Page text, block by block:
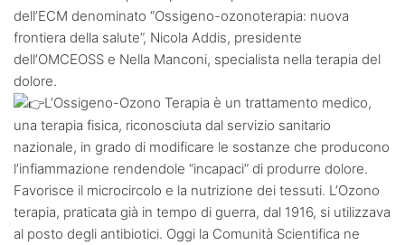
dell’ECM denominato “Ossigeno-ozonoterapia: nuova
frontiera della salute”, Nicola Addis, presidente
dell’OMCEOSS e Nella Manconi, specialista nella terapia del
dolore.
L’Ossigeno-Ozono Terapia è un trattamento medico,
una terapia fisica, riconosciuta dal servizio sanitario
nazionale, in grado di modificare le sostanze che producono
l’infiammazione rendendole “incapaci” di produrre dolore.
Favorisce il microcircolo e la nutrizione dei tessuti. L’Ozono
terapia, praticata già in tempo di guerra, dal 1916, si utilizzava
al posto degli antibiotici. Oggi la Comunità Scientifica ne